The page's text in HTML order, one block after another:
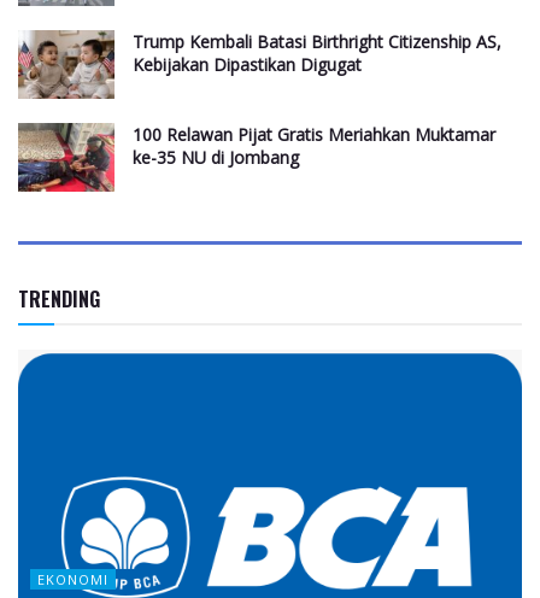
Trump Kembali Batasi Birthright Citizenship AS,
Kebijakan Dipastikan Digugat
100 Relawan Pijat Gratis Meriahkan Muktamar
ke-35 NU di Jombang
TRENDING
EKONOMI